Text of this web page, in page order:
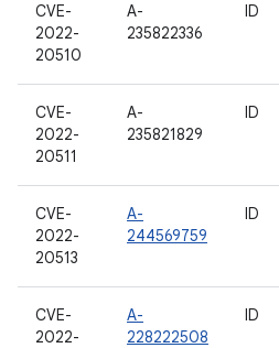
CVE-
2022-
20510
A-
235822336
ID
CVE-
2022-
20511
A-
235821829
ID
CVE-
2022-
20513
A-
244569759
ID
CVE-
2022-
A-
228222508
ID